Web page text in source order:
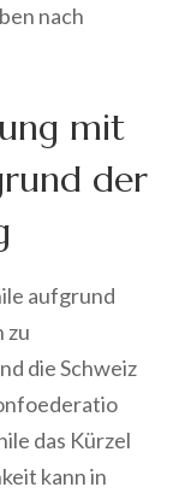
nach
mit
der
aufgrund
zu
die Schweiz
das Kürzel
kann in